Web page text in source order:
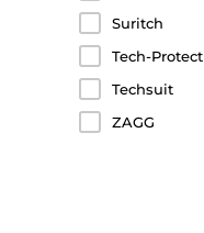
Suritch
Tech-Protect
Techsuit
ZAGG